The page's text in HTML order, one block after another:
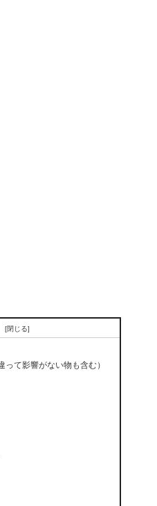
って影響がない物も含む）